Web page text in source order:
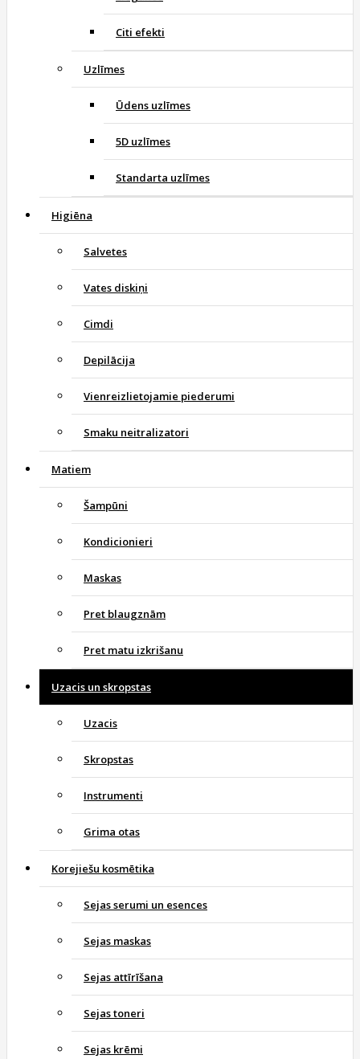
Citi efekti
Uzlīmes
Ūdens uzlīmes
5D uzlīmes
Standarta uzlīmes
Higiēna
Salvetes
Vates diskiņi
Cimdi
Depilācija
Vienreizlietojamie piederumi
Smaku neitralizatori
Matiem
Šampūni
Kondicionieri
Maskas
Pret blaugznām
Pret matu izkrišanu
Uzacis un skropstas
Uzacis
Skropstas
Instrumenti
Grima otas
Korejiešu kosmētika
Sejas serumi un esences
Sejas maskas
Sejas attīrīšana
Sejas toneri
Sejas krēmi